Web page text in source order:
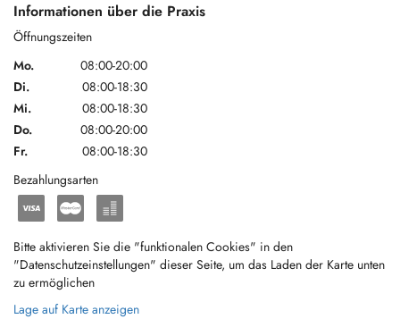
Informationen über die Praxis
Öffnungszeiten
Mo.
08:00-20:00
Di.
08:00-18:30
Mi.
08:00-18:30
Do.
08:00-20:00
Fr.
08:00-18:30
Bezahlungsarten
Bitte aktivieren Sie die "funktionalen Cookies" in den
"Datenschutzeinstellungen" dieser Seite, um das Laden der Karte unten
zu ermöglichen
Lage auf Karte anzeigen